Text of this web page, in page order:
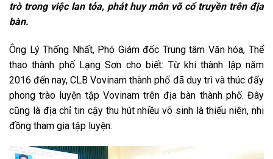
trò trong việc lan tỏa, phát huy môn võ cổ truyền trên địa
bàn.
Ông Lý Thống Nhất, Phó Giám đốc Trung tâm Văn hóa, Thể
thao thành phố Lạng Sơn cho biết: Từ khi thành lập năm
2016 đến nay, CLB Vovinam thành phố đã duy trì và thúc đẩy
phong trào luyện tập Vovinam trên địa bàn thành phố. Đây
cũng là địa chỉ tin cậy thu hút nhiều võ sinh là thiếu niên, nhi
đồng tham gia tập luyện.